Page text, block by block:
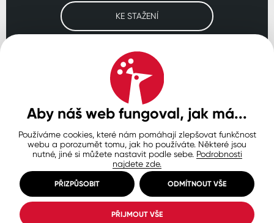
KE STAŽENÍ
Navštivte naše pobočky
SLOVENSKO POLSKO
Ochrana osobních údajů
Zásady používání souborů cookie
Nastavení cookies
© Copyright 2026 COLORLAK
Created by inCUBE
Aby náš web fungoval, jak má...
Používáme cookies, které nám pomáhají zlepšovat funkčnost
webu a porozumět tomu, jak ho používáte. Některé jsou
nutné, jiné si můžete nastavit podle sebe. Podrobnosti
najdete zde.
PŘIZPŮSOBIT ODMÍTNOUT VŠE
PŘIJMOUT VŠE